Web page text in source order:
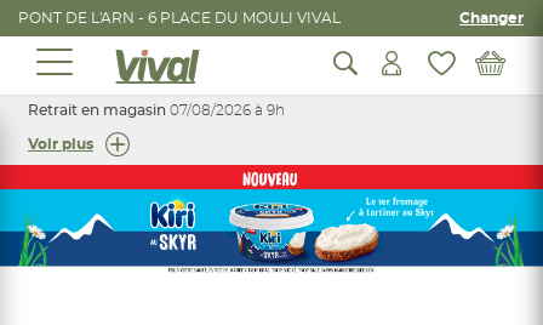
PONT DE L'ARN - 6 PLACE DU MOULI VIVAL Changer
Retrait en magasin 07/08/2026 à 9h
Voir plus